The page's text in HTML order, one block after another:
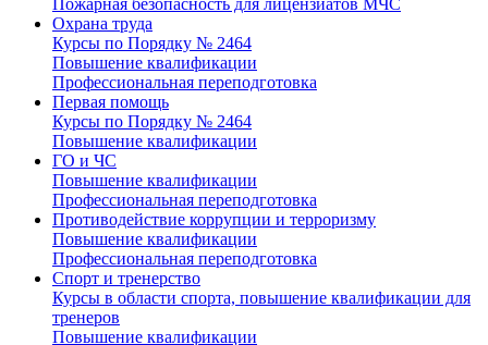
Пожарная безопасность для лицензиатов МЧС
Охрана труда
Курсы по Порядку № 2464
Повышение квалификации
Профессиональная переподготовка
Первая помощь
Курсы по Порядку № 2464
Повышение квалификации
ГО и ЧС
Повышение квалификации
Профессиональная переподготовка
Противодействие коррупции и терроризму
Повышение квалификации
Профессиональная переподготовка
Спорт и тренерство
Курсы в области спорта, повышение квалификации для
тренеров
Повышение квалификации